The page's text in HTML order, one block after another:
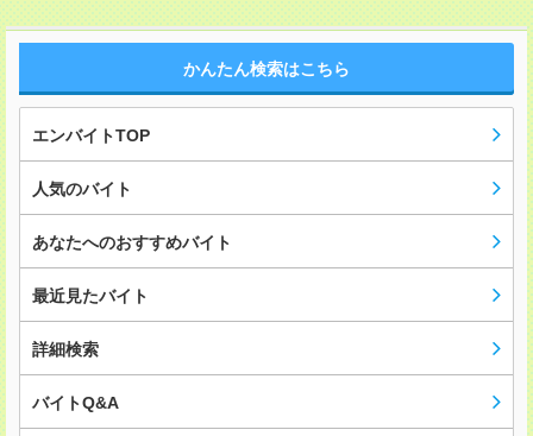
かんたん検索はこちら
エンバイトTOP
人気のバイト
あなたへのおすすめバイト
最近見たバイト
詳細検索
バイトQ&A